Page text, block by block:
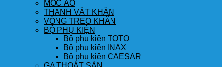
MÓC ÁO
THANH VẮT KHĂN
VÒNG TREO KHĂN
BỘ PHỤ KIỆN
Bộ phụ kiện TOTO
Bộ phụ kiện INAX
Bộ phụ kiện CAESAR